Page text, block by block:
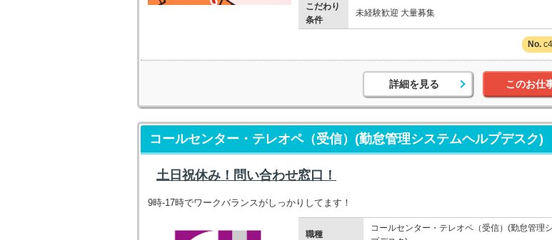
こだわり
条件
未経験歓迎 大量募集
詳細を見る このお仕
コールセンター・テレオペ（受信）(勤怠管理システムヘルプデスク)
土日祝休み！問い合わせ窓口！
9時-17時でワークバランスがしっかりしてます！
職種
コールセンター・テレオペ（受信）(勤怠管理